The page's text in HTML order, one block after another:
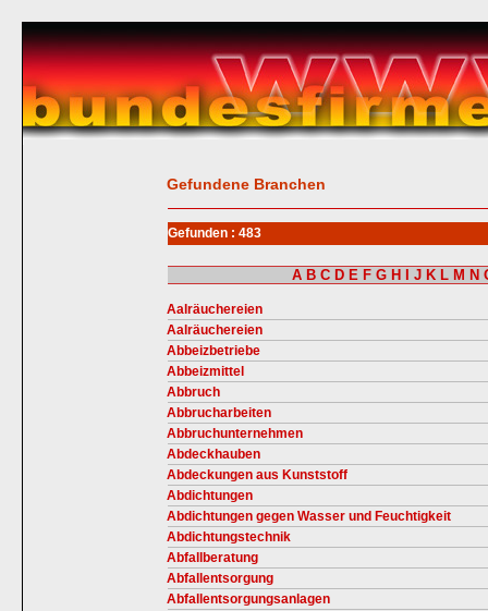
Gefundene Branchen
Gefunden : 483
A B C D E F G H J K L M N
Aalräuchereien
Aalräuchereien
Abbeizbetriebe
Abbeizmittel
Abbruch
Abbrucharbeiten
Abbruchunternehmen
Abdeckhauben
Abdeckungen aus Kunststoff
Abdichtungen
Abdichtungen gegen Wasser und Feuchtigkeit
Abdichtungstechnik
Abfallberatung
Abfallentsorgung
Abfallentsorgungsanlagen